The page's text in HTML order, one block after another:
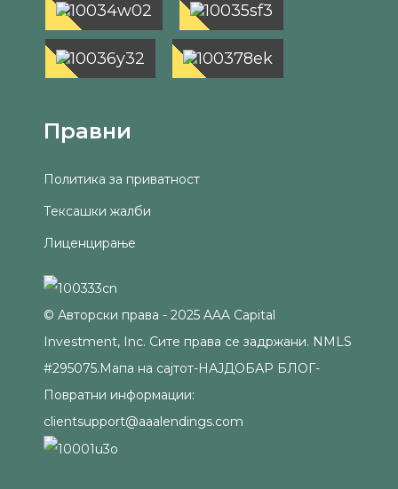
Правни
Политика за приватност
Тексашки жалби
Лиценцирање
© Авторски права - 2025 AAA Capital
Investment, Inc. Сите права се задржани. NMLS
#295075.Мапа на сајтот-НАЈДОБАР БЛОГ-
Повратни информации:
clientsupport@aaalendings.com